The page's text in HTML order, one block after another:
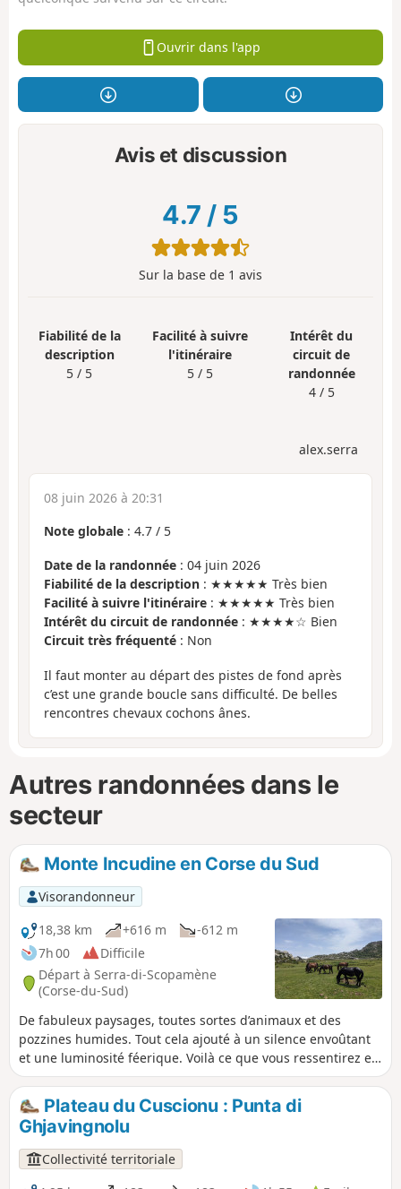
Ouvrir dans l'app
Avis et discussion
4.7 / 5
Sur la base de 1 avis
Fiabilité de la
description
5 / 5
Facilité à suivre
l'itinéraire
5 / 5
Intérêt du
circuit de
randonnée
4 / 5
alex.serra
08 juin 2026 à 20:31
Note globale : 4.7 / 5
Date de la randonnée : 04 juin 2026
Fiabilité de la description : ★★★★★ Très bien
Facilité à suivre l'itinéraire : ★★★★★ Très bien
Intérêt du circuit de randonnée : ★★★★☆ Bien
Circuit très fréquenté : Non
Il faut monter au départ des pistes de fond après
c’est une grande boucle sans difficulté. De belles
rencontres chevaux cochons ânes.
Autres randonnées dans le
secteur
Monte Incudine en Corse du Sud
Visorandonneur
18,38 km
+616 m
-612 m
7h 00
Difficile
Départ à Serra-di-Scopamène
(Corse-du-Sud)
De fabuleux paysages, toutes sortes d’animaux et des
pozzines humides. Tout cela ajouté à un silence envoûtant
et une luminosité féerique. Voilà ce que vous ressentirez en
parcourant ces montagnes corses.
Plateau du Cuscionu : Punta di
Ghjavingnolu
Collectivité territoriale